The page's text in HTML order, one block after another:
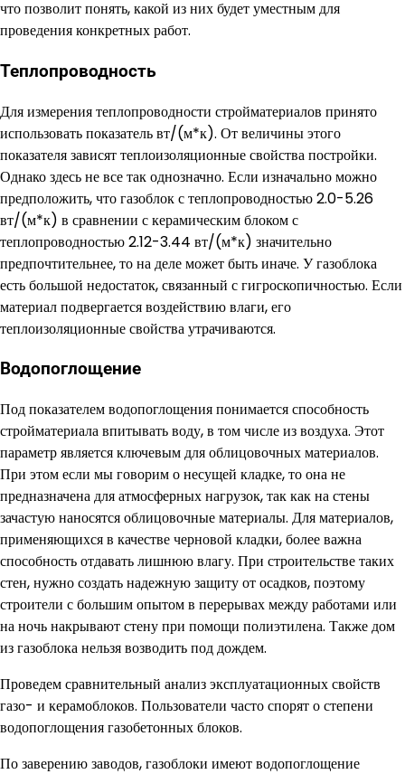
что позволит понять, какой из них будет уместным для
проведения конкретных работ.
Теплопроводность
Для измерения теплопроводности стройматериалов принято
использовать показатель вт/(м*к). От величины этого
показателя зависят теплоизоляционные свойства постройки.
Однако здесь не все так однозначно. Если изначально можно
предположить, что газоблок с теплопроводностью 2.0-5.26
вт/(м*к) в сравнении с керамическим блоком с
теплопроводностью 2.12-3.44 вт/(м*к) значительно
предпочтительнее, то на деле может быть иначе. У газоблока
есть большой недостаток, связанный с гигроскопичностью. Если
материал подвергается воздействию влаги, его
теплоизоляционные свойства утрачиваются.
Водопоглощение
Под показателем водопоглощения понимается способность
стройматериала впитывать воду, в том числе из воздуха. Этот
параметр является ключевым для облицовочных материалов.
При этом если мы говорим о несущей кладке, то она не
предназначена для атмосферных нагрузок, так как на стены
зачастую наносятся облицовочные материалы. Для материалов,
применяющихся в качестве черновой кладки, более важна
способность отдавать лишнюю влагу. При строительстве таких
стен, нужно создать надежную защиту от осадков, поэтому
строители с большим опытом в перерывах между работами или
на ночь накрывают стену при помощи полиэтилена. Также дом
из газоблока нельзя возводить под дождем.
Проведем сравнительный анализ эксплуатационных свойств
газо- и керамоблоков. Пользователи часто спорят о степени
водопоглощения газобетонных блоков.
По заверению заводов, газоблоки имеют водопоглощение